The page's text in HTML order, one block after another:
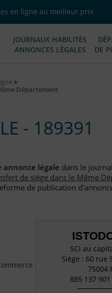
en ligne au meilleur prix
JOURNAUX HABILITÉS
ANNONCES LÉGALES
DE
Département
- 189391
annonce légale dans le
de siège dans le Même
de publication
SCI au
Siège : 60 rue
75004
885 137 901